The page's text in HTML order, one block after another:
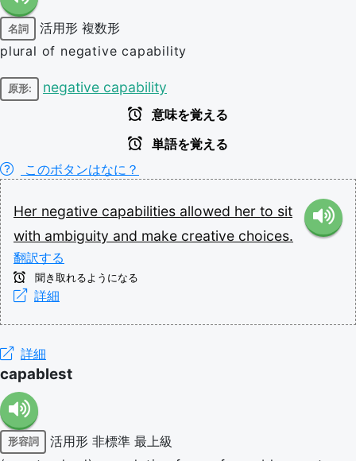
名詞 活用形 複数形
plural of negative capability
原形: negative capability
意味を覚える
単語を覚える
このボタンはなに？
Her negative capabilities allowed her to sit
with ambiguity and make creative choices.
翻訳する
聞き取れるようになる
詳細
詳細
capablest
形容詞 活用形 非標準 最上級